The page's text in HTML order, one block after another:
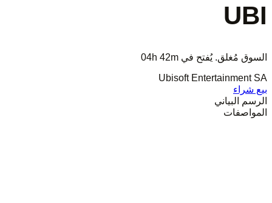
UBI
السوق مُغلق. يُفتح في 04h 42m
Ubisoft Entertainment SA
بيع شراء
الرسم البياني
المواصفات